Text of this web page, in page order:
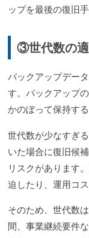
ップを最後の復旧
③世代数の
バックアップデー
す。バックアップ
かのぼって保持す
世代数が少なすぎ
いた場合に復旧候
リスクがあります
迫したり、運用コ
そのため、世代数
間、事業継続要件